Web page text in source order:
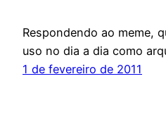
Respondendo ao meme,
uso no dia a dia como
1 de fevereiro de 2011